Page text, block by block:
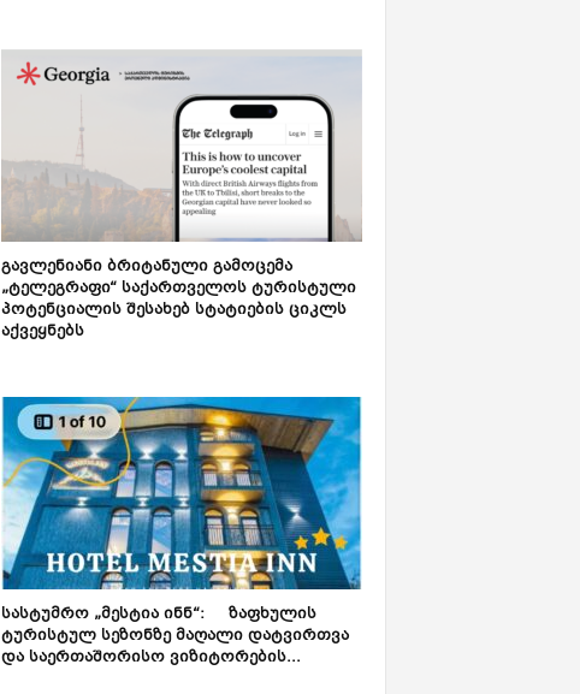
გავლენიანი ბრიტანული გამოცემა
„ტელეგრაფი“ საქართველოს ტურისტული
პოტენციალის შესახებ სტატიების ციკლს
აქვეყნებს
სასტუმრო „მესტია ინნ“: ზაფხულის
ტურისტულ სეზონზე მაღალი დატვირთვა
და საერთაშორისო ვიზიტორების...